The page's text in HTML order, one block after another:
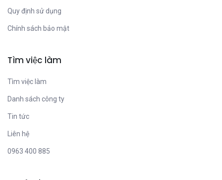
Quy định sử dụng
Chính sách bảo mật
Tìm việc làm
Tìm việc làm
Danh sách công ty
Tin tức
Liên hệ
0963 400 885